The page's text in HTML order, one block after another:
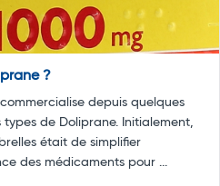
?
depuis quelques
de Doliprane. Initialement,
était de simplifier
des médicaments pour ...